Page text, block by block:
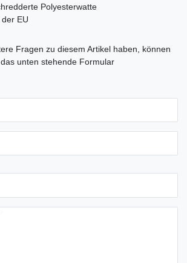
Polyesterwatte
EU
Fragen zu diesem Artikel haben, können
unten stehende Formular